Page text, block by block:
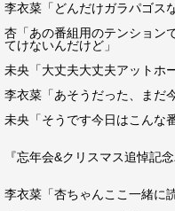
李衣菜「どんだけガラパゴス
杏「あの番組用のテンション
てけないんだけど」
未央「大丈夫大丈夫アットホ
李衣菜「あそうだった、まだ
未央「そうです今日はこんな
『忘年会&クリスマス追悼記
李衣菜「杏ちゃんここ一緒に